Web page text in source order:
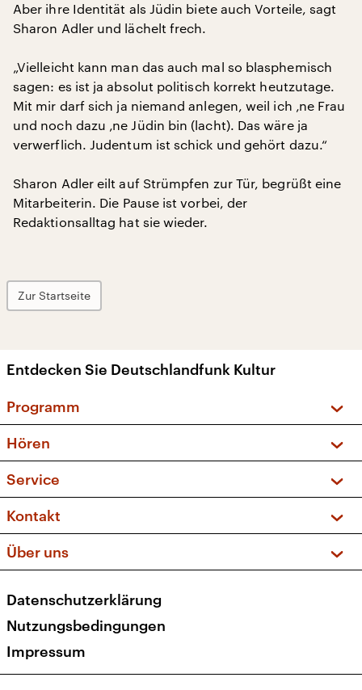
Aber ihre Identität als Jüdin biete auch Vorteile, sagt
Sharon Adler und lächelt frech.
„Vielleicht kann man das auch mal so blasphemisch
sagen: es ist ja absolut politisch korrekt heutzutage.
Mit mir darf sich ja niemand anlegen, weil ich ‚ne Frau
und noch dazu ‚ne Jüdin bin (lacht). Das wäre ja
verwerflich. Judentum ist schick und gehört dazu.“
Sharon Adler eilt auf Strümpfen zur Tür, begrüßt eine
Mitarbeiterin. Die Pause ist vorbei, der
Redaktionsalltag hat sie wieder.
Zur Startseite
Entdecken Sie Deutschlandfunk Kultur
Programm
Sendungen und Podcasts
Musikliste
Kakadu – Das Kinderprogramm
Hören
Frequenzen (UKW + DAB+)
Service
FAQ
Apps
Newsletter
Veranstaltungen
Kontakt
Social Media
Über uns
Presse
Karriere
Transparenz
Datenschutzerklärung
Nutzungsbedingungen
Impressum